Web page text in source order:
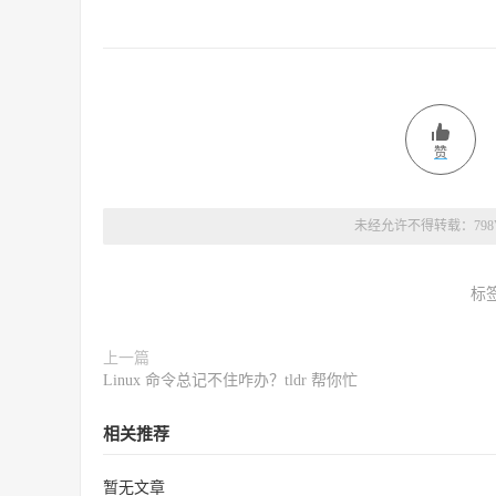
赞
未经允许不得转载：
标
上一篇
Linux 命令总记不住咋办？tldr 帮你忙
相关推荐
暂无文章